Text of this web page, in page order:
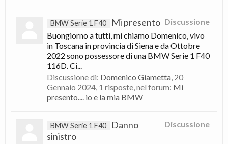
Discussione
BMW Serie 1 F40 Mi presento
Buongiorno a tutti, mi chiamo Domenico, vivo
in Toscana in provincia di Siena e da Ottobre
2022 sono possessore di una BMW Serie 1 F40
116D. Ci...
Discussione di: Domenico Giametta, 20
Gennaio 2024, 1 risposte, nel forum: Mi
presento.... io e la mia BMW
Discussione
BMW Serie 1 F40
Danno
sinistro